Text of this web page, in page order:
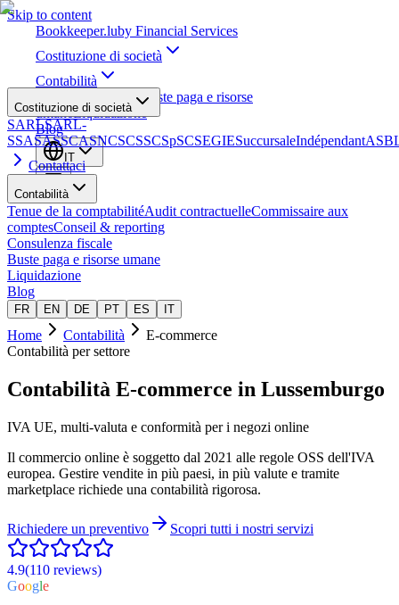
Skip to content
Bookkeeper.luby Financial Services
Costituzione di società
Contabilità
Consulenza fiscale Buste paga e risorse
umaneLiquidazione
Blog
IT
Costituzione di società
SARLSARL-
SSASASSCASNCSCSSCSpSCSEGIESuccursaleIndépendant
Contattaci
Contabilità
Tenue de la comptabilitéAudit contractuelleCommissaire aux
comptesConseil & reporting
Consulenza fiscale
Buste paga e risorse umane
Liquidazione
Blog
FR EN DE PT ES IT
Home Contabilità
E-commerce
Contabilità per settore
Contabilità E-commerce in Lussemburgo
IVA UE, multi-valuta e conformità per i negozi online
Il commercio online è soggetto dal 2021 alle regole OSS dell'IVA
europea. Gestire vendite in più paesi, in più valute e tramite
marketplace richiede una contabilità rigorosa.
Richiedere un preventivo Scopri tutti i nostri servizi
4.9(110 reviews)
Google